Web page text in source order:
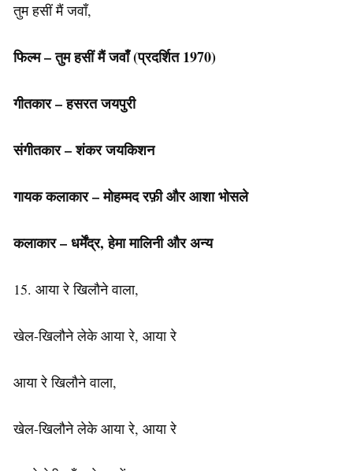
तुम हसीं मैं जवाँ,
फिल्म – तुम हसीं मैं जवाँ(प्रदर्शित 1970)
गीतकार – हसरत जयपुरी
संगीतकार – शंकर जयकिशन
गायक कलाकार – मोहम्मद रफ़ी और आशा भोसले
कलाकार – धर्मेंद्र, हेमा मालिनी और अन्य
15. आया रे खिलौने वाला,
खेल-खिलौने लेके आया रे, आया रे
आया रे खिलौने वाला,
खेल-खिलौने लेके आया रे, आया रे